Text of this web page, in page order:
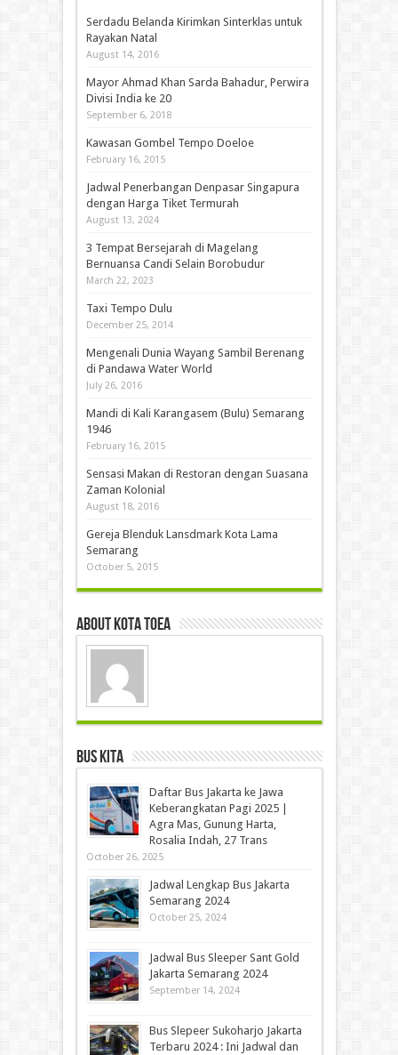
Serdadu Belanda Kirimkan Sinterklas untuk
Rayakan Natal
August 14, 2016
Mayor Ahmad Khan Sarda Bahadur, Perwira
Divisi India ke 20
September 6, 2018
Kawasan Gombel Tempo Doeloe
February 16, 2015
Jadwal Penerbangan Denpasar Singapura
dengan Harga Tiket Termurah
August 13, 2024
3 Tempat Bersejarah di Magelang
Bernuansa Candi Selain Borobudur
March 22, 2023
Taxi Tempo Dulu
December 25, 2014
Mengenali Dunia Wayang Sambil Berenang
di Pandawa Water World
July 26, 2016
Mandi di Kali Karangasem (Bulu) Semarang
1946
February 16, 2015
Sensasi Makan di Restoran dengan Suasana
Zaman Kolonial
August 18, 2016
Gereja Blenduk Lansdmark Kota Lama
Semarang
October 5, 2015
About Kota Toea
Bus Kita
Daftar Bus Jakarta ke Jawa
Keberangkatan Pagi 2025 |
Agra Mas, Gunung Harta,
Rosalia Indah, 27 Trans
October 26, 2025
Jadwal Lengkap Bus Jakarta
Semarang 2024
October 25, 2024
Jadwal Bus Sleeper Sant Gold
Jakarta Semarang 2024
September 14, 2024
Bus Slepeer Sukoharjo Jakarta
Terbaru 2024 : Ini Jadwal dan